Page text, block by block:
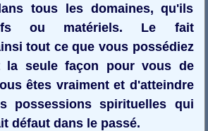
tous les domaines, qu'ils
ou matériels. Le fait
tout ce que vous possédiez
la seule façon pour vous de
êtes vraiment et d'atteindre
possessions spirituelles qui
défaut dans le passé.